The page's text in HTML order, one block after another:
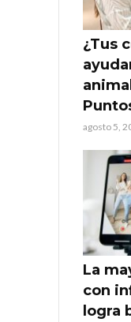
¿Tus
agosto 5,
La
con
logra